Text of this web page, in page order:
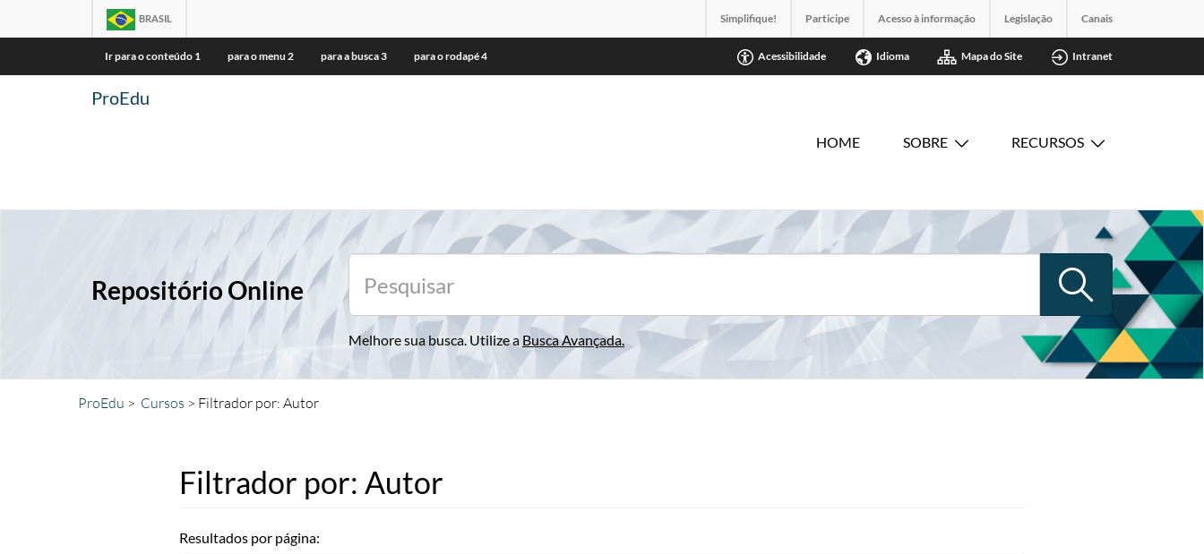
BRASIL Simplifique! Participe Acesso à informação Legislação Canais
Ir para o conteúdo 1 para o menu 2 para a busca3 para o rodapé4 Acessibilidade Idioma Mapa do Site Intranet
ProEdu
HOME SOBRE RECURSOS
Repositório Online
Melhore sua busca. Utilize a Busca Avançada.
ProEdu Cursos Filtrador por: Autor
Filtrador por: Autor
Resultados por página: